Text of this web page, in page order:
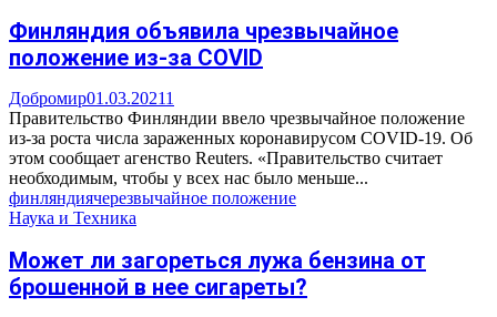
Финляндия объявила чрезвычайное
положение из-за COVID
Добромир01.03.20211
Правительство Финляндии ввело чрезвычайное положение
из-за роста числа зараженных коронавирусом COVID-19. Об
этом сообщает агенство Reuters. «Правительство считает
необходимым, чтобы у всех нас было меньше...
финляндиячерезвычайное положение
Наука и Техника
Может ли загореться лужа бензина от
брошенной в нее сигареты?